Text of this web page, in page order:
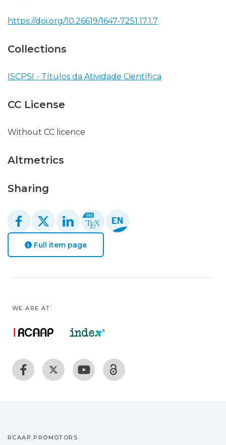
https://doi.org/10.26619/1647-7251.17.1.7
Collections
ISCPSI - Títulos da Atividade Científica
CC License
Without CC licence
Altmetrics
Sharing
Full item page
WE ARE AT:
RCAAP PROMOTORS